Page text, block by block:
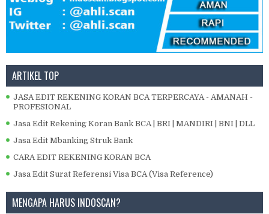
ARTIKEL TOP
JASA EDIT REKENING KORAN BCA TERPERCAYA - AMANAH -
PROFESIONAL
Jasa Edit Rekening Koran Bank BCA | BRI | MANDIRI | BNI | DLL
Jasa Edit Mbanking Struk Bank
CARA EDIT REKENING KORAN BCA
Jasa Edit Surat Referensi Visa BCA (Visa Reference)
MENGAPA HARUS INDOSCAN?